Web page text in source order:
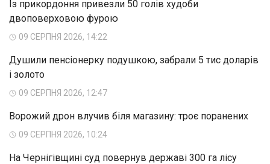
Із прикордоння привезли 50 голів худоби
двоповерховою фурою
09 СЕРПНЯ 2026, 14:22
Душили пенсіонерку подушкою, забрали 5 тис доларів
і золото
09 СЕРПНЯ 2026, 12:47
Ворожий дрон влучив біля магазину: троє поранених
09 СЕРПНЯ 2026, 10:24
На Чернігівщині суд повернув державі 300 га лісу